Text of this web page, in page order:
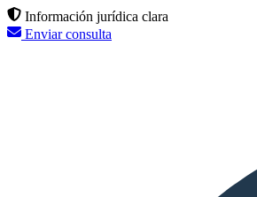
Información jurídica clara
Enviar consulta